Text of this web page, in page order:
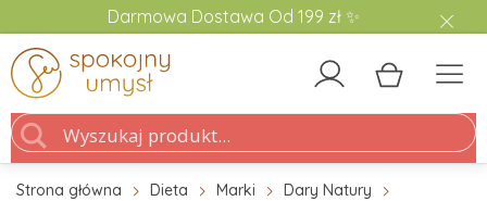
Darmowa Dostawa Od 199 zł ✨
Strona główna Dieta Marki
Dary Natury